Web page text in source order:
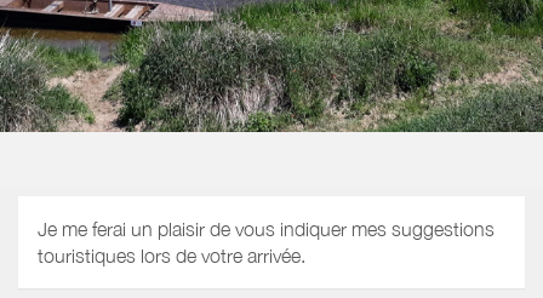
Je me ferai un plaisir de vous indiquer mes suggestions
touristiques lors de votre arrivée.